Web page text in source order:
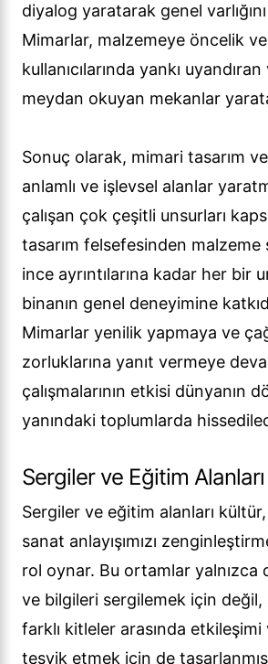
diyalog yaratarak genel
Mimarlar, malzemeye öncelik
kullanıcılarında yankı
meydan okuyan mekanlar
Sonuç olarak, mimari tasarım
anlamlı ve işlevsel alanlar
çalışan çok çeşitli unsurları
tasarım felsefesinden malzeme
ince ayrıntılarına kadar her bir
binanın genel deneyimine
Mimarlar yenilik yapmaya ve
zorluklarına yanıt vermeye
çalışmalarının etkisi dünyanın
yanındaki toplumlarda
Sergiler ve Eğitim Alanları
Sergiler ve eğitim alanları
sanat anlayışımızı
rol oynar. Bu ortamlar yalnızca
ve bilgileri sergilemek için değil,
farklı kitleler arasında etkileşimi
teşvik etmek için de